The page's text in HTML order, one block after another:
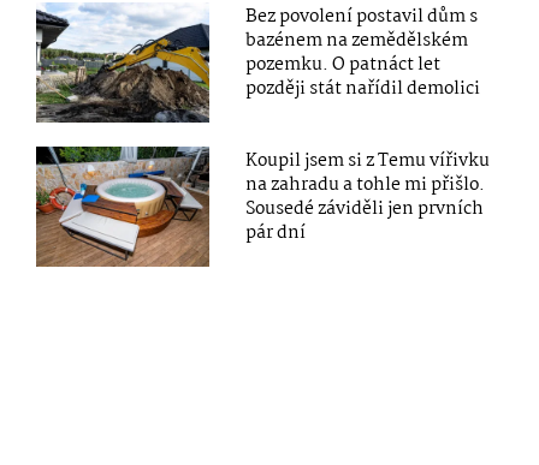
Bez povolení postavil dům s
bazénem na zemědělském
pozemku. O patnáct let
později stát nařídil demolici
Koupil jsem si z Temu vířivku
na zahradu a tohle mi přišlo.
Sousedé záviděli jen prvních
pár dní